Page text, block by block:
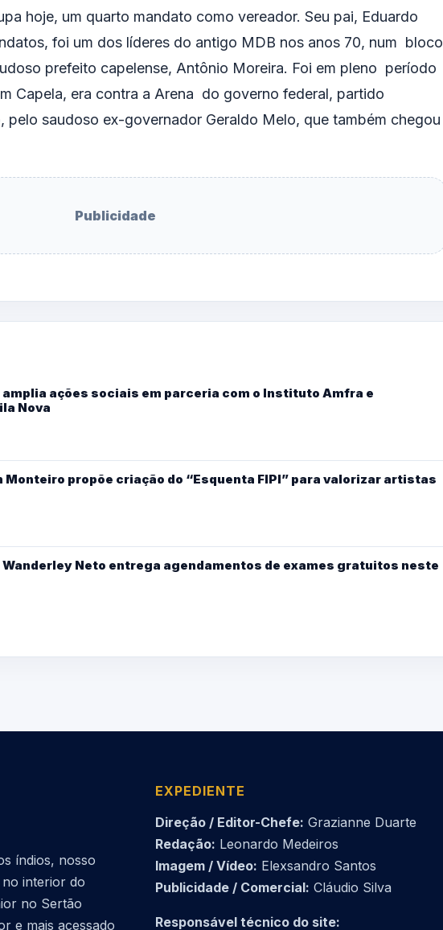
hoje, um quarto mandato como vereador. Seu pai, Eduardo
foi um dos líderes do antigo MDB nos anos 70, num bloco
prefeito capelense, Antônio Moreira. Foi em pleno período
Capela, era contra a Arena do governo federal, partido
pelo saudoso ex-governador Geraldo Melo, que também chegou
Publicidade
ações sociais em parceria com o Instituto Amfra e
Nova
Monteiro propõe criação do “Esquenta FIPI” para valorizar artistas
Neto entrega agendamentos de exames gratuitos neste
índios, nosso
interior do
no Sertão
e mais acessado
EXPEDIENTE
Direção / Editor-Chefe: Grazianne Duarte
Redação: Leonardo Medeiros
Imagem / Vídeo: Elexsandro Santos
Publicidade / Comercial: Cláudio Silva
Responsável técnico do site: